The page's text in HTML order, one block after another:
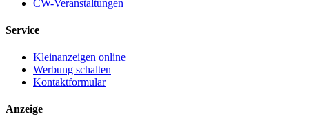
CW-Veranstaltungen
Service
Kleinanzeigen online
Werbung schalten
Kontaktformular
Anzeige